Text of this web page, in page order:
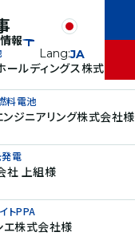
報
Lang:JA
ールディングス株式会社様
料電池
ジニアリング株式会社様
電
社 上組様
トPPA
エ株式会社様